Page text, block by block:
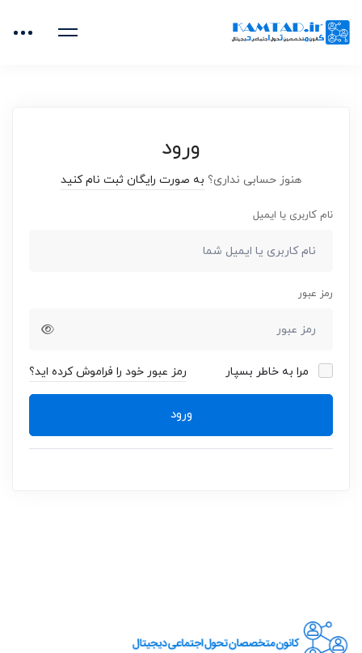
خانه دوره‌های آموزشی
تکالیف
ورود
هنوز حسابی نداری؟ به صورت رایگان ثبت نام کنید
نام کاربری یا ایمیل
رمز عبور
مرا به خاطر بسپار رمز عبور خود را فراموش کرده اید؟
ورود